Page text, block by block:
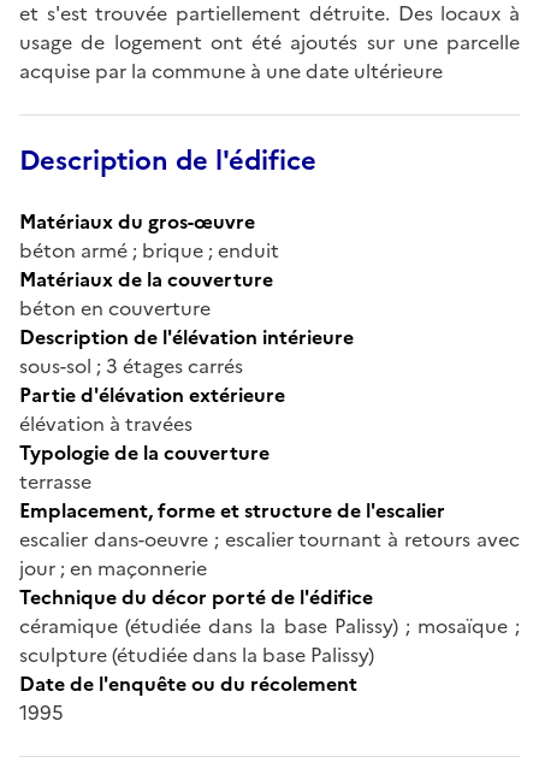
et s'est trouvée partiellement détruite. Des locaux à
usage de logement ont été ajoutés sur une parcelle
acquise par la commune à une date ultérieure
Description de l'édifice
Matériaux du gros-œuvre
béton armé ; brique ; enduit
Matériaux de la couverture
béton en couverture
Description de l'élévation intérieure
sous-sol ; 3 étages carrés
Partie d'élévation extérieure
élévation à travées
Typologie de la couverture
terrasse
Emplacement, forme et structure de l'escalier
escalier dans-oeuvre ; escalier tournant à retours avec
jour ; en maçonnerie
Technique du décor porté de l'édifice
céramique (étudiée dans la base Palissy) ; mosaïque ;
sculpture (étudiée dans la base Palissy)
Date de l'enquête ou du récolement
1995